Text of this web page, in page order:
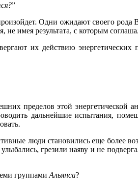
”
Одни ожидают своего рода
имея результата, с которым
их действию энергетических
пределов этой энергетической
дальнейшие испытания,
люди становились еще более
грезили наяву и не
группамиАльянса?